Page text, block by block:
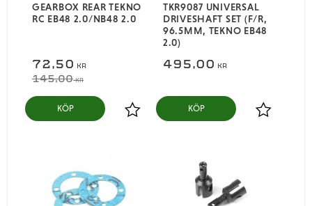
GEARBOX REAR TEKNO
RC EB48 2.0/NB48 2.0
72,50 KR
145,00KR
Lägg till i favoriter
KÖP
TKR9087 UNIVERSAL
DRIVESHAFT SET (F/R,
96.5MM, TEKNO EB48
2.0)
495,00 KR
Lägg till i
KÖP